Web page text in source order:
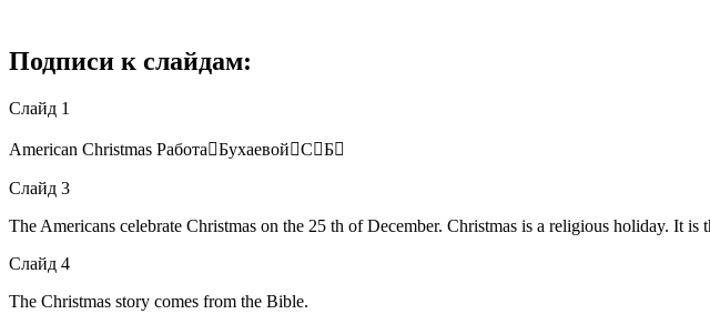
Подписи к слайдам:
Слайд 1
American Christmas РаботаБухаевойСБ
Слайд 3
The Americans celebrate Christmas on the 25 th of December. Christmas is a religious holiday. It
Слайд 4
The Christmas story comes from the Bible.